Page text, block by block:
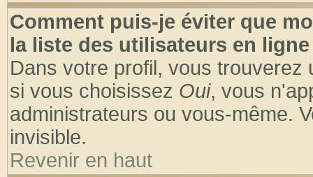
Comment puis-je éviter que
la liste des utilisateurs en
Dans votre profil, vous trouverez
si vous choisissez Oui, vous
administrateurs ou vous-même.
invisible.
Revenir en haut